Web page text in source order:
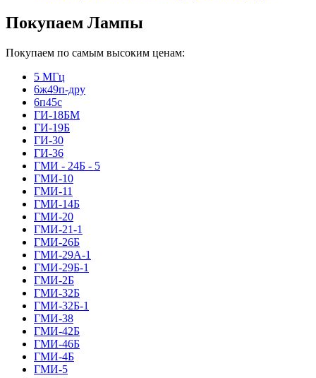
Покупаем Лампы
Покупаем по самым высоким ценам:
5 МГц
6ж49п-дру
6п45с
ГИ-18БМ
ГИ-19Б
ГИ-30
ГИ-36
ГМИ - 24Б - 5
ГМИ-10
ГМИ-11
ГМИ-14Б
ГМИ-20
ГМИ-21-1
ГМИ-26Б
ГМИ-29А-1
ГМИ-29Б-1
ГМИ-2Б
ГМИ-32Б
ГМИ-32Б-1
ГМИ-38
ГМИ-42Б
ГМИ-46Б
ГМИ-4Б
ГМИ-5